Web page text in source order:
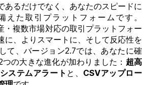
あるだけでなく、あなたのスピードに
えた取引プラットフォームです。
・複数市場対応の取引プラットフォー
に、よりスマートに、そして反応性を
て、バージョン2.7では、あなたに確
の大きな進化が加わりました： 超高
ステムアラート と、 CSVアップロー